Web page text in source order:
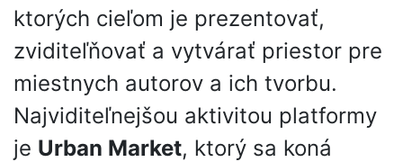
ktorých cieľom je prezentovať,
zviditeľňovať a vytvárať priestor pre
miestnych autorov a ich tvorbu.
Najviditeľnejšou aktivitou platformy
je Urban Market, ktorý sa koná